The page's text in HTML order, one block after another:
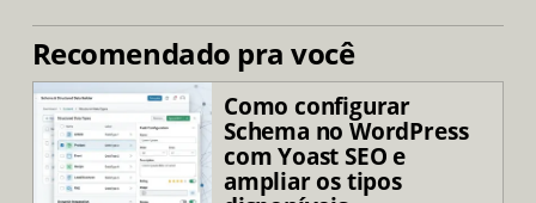
Recomendado pra você
Como configurar
Schema no WordPress
com Yoast SEO e
ampliar os tipos